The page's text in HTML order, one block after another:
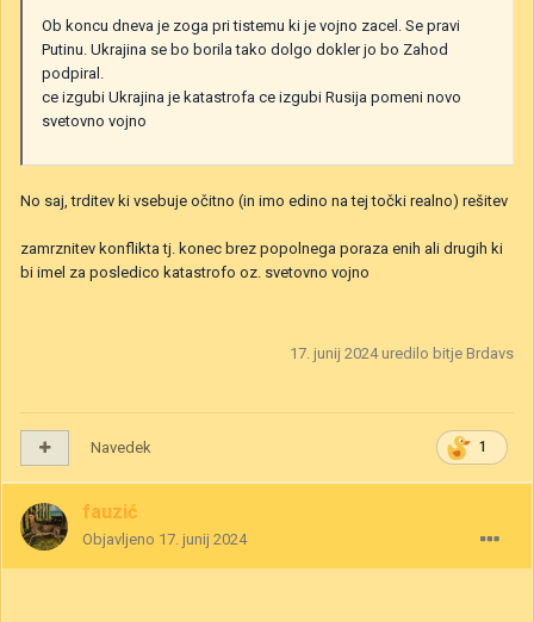
Ob koncu dneva je zoga pri tistemu ki je vojno zacel. Se pravi
Putinu. Ukrajina se bo borila tako dolgo dokler jo bo Zahod
podpiral.
ce izgubi Ukrajina je katastrofa ce izgubi Rusija pomeni novo
svetovno vojno
No saj, trditev ki vsebuje očitno (in imo edino na tej točki realno) rešitev
zamrznitev konflikta tj. konec brez popolnega poraza enih ali drugih ki
bi imel za posledico katastrofo oz. svetovno vojno
17. junij 2024uredilo bitje Brdavs
1
Navedek
fauzić
Objavljeno 17. junij 2024